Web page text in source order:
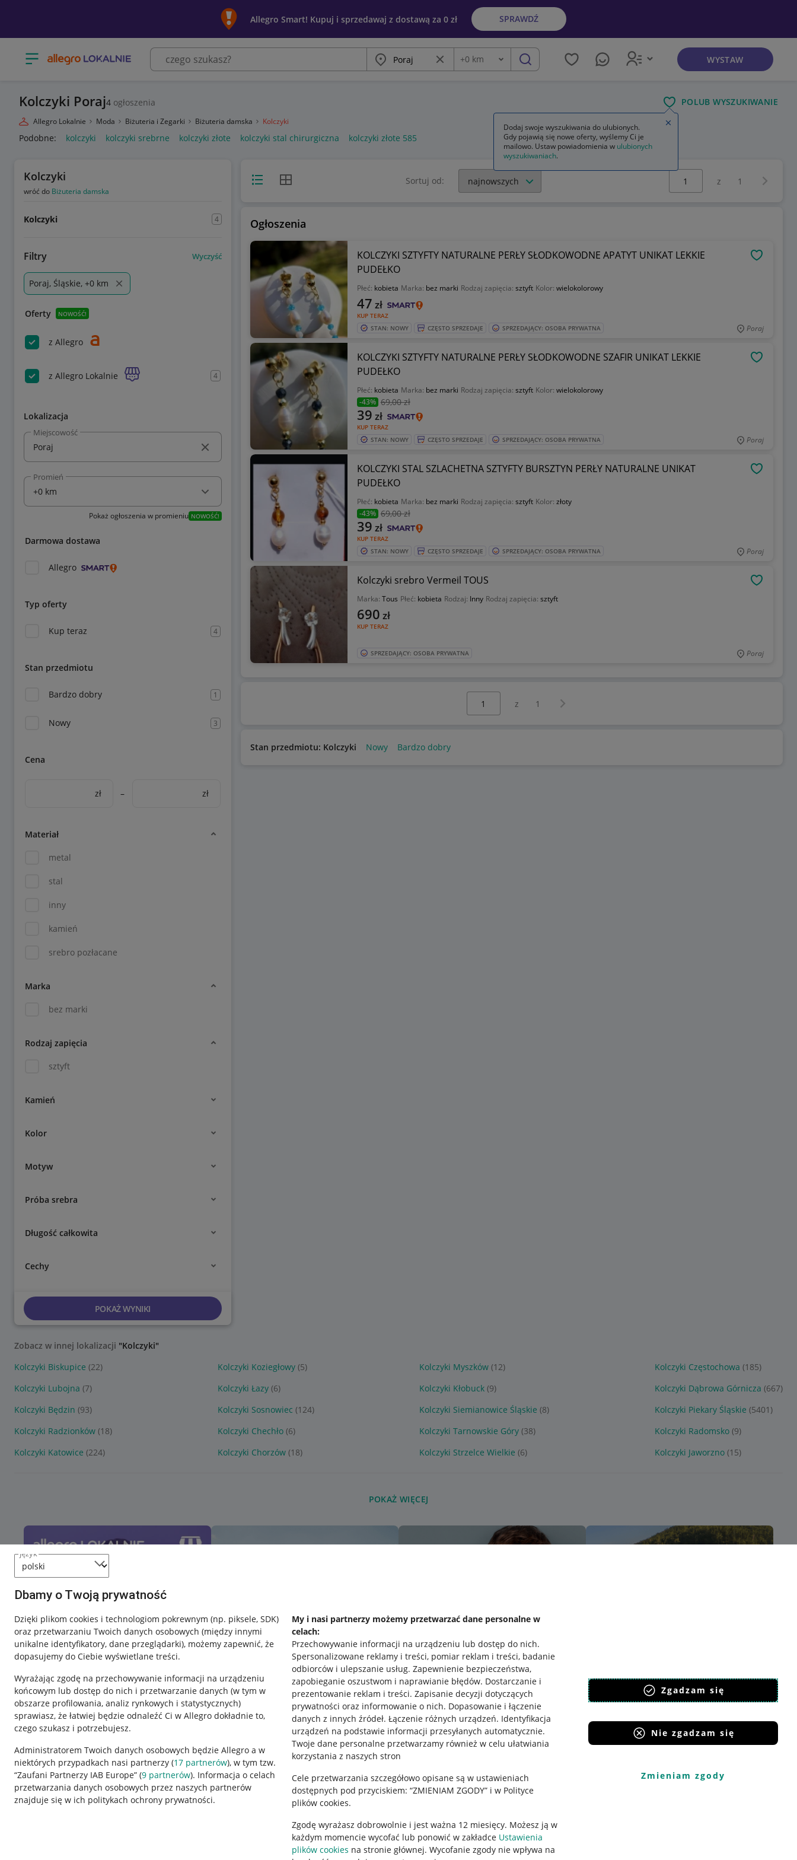
język
Dbamy o Twoją prywatność
Dzięki plikom cookies i technologiom pokrewnym (np. piksele, SDK)
oraz przetwarzaniu Twoich danych osobowych (między innymi
unikalne identyfikatory, dane przeglądarki), możemy zapewnić, że
dopasujemy do Ciebie wyświetlane treści.
Wyrażając zgodę na przechowywanie informacji na urządzeniu
końcowym lub dostęp do nich i przetwarzanie danych (w tym w
obszarze profilowania, analiz rynkowych i statystycznych)
sprawiasz, że łatwiej będzie odnaleźć Ci w Allegro dokładnie to,
czego szukasz i potrzebujesz.
Administratorem Twoich danych osobowych będzie Allegro a w
niektórych przypadkach nasi partnerzy (17 partnerów), w tym tzw.
“Zaufani Partnerzy IAB Europe” (9 partnerów). Informacja o celach
przetwarzania danych osobowych przez naszych partnerów
znajduje się w ich politykach ochrony prywatności.
My i nasi partnerzy możemy przetwarzać dane personalne w
celach:
Przechowywanie informacji na urządzeniu lub dostęp do nich.
Spersonalizowane reklamy i treści, pomiar reklam i treści, badanie
odbiorców i ulepszanie usług. Zapewnienie bezpieczeństwa,
zapobieganie oszustwom i naprawianie błędów. Dostarczanie i
prezentowanie reklam i treści. Zapisanie decyzji dotyczących
prywatności oraz informowanie o nich. Dopasowanie i łączenie
danych z innych źródeł. Łączenie różnych urządzeń. Identyfikacja
urządzeń na podstawie informacji przesyłanych automatycznie.
Twoje dane personalne przetwarzamy również w celu ułatwiania
korzystania z naszych stron
Cele przetwarzania szczegółowo opisane są w ustawieniach
dostępnych pod przyciskiem: “ZMIENIAM ZGODY” i w Polityce
plików cookies.
Zgodę wyrażasz dobrowolnie i jest ważna 12 miesięcy. Możesz ją w
każdym momencie wycofać lub ponowić w zakładce Ustawienia
plików cookies na stronie głównej. Wycofanie zgody nie wpływa na
Zgadzam się
Nie zgadzam się
Zmieniam zgody
Allegro Smart! Kupuj i sprzedawaj z dostawą za 0 zł SPRAWDŹ
Otwórz menu z kategoriami Miasto Wyczyść frazę
Odległość
+0 km szukaj WYSTAW
Kolczyki Poraj4 ogłoszenia POLUB WYSZUKIWANIE
Allegro Lokalnie Moda Biżuteria i Zegarki Biżuteria damska Kolczyki
Podobne: kolczyki kolczyki srebrne kolczyki złote kolczyki stal chirurgiczna kolczyki złote 585
Kolczyki
wróć do Biżuteria damska
Kolczyki 4
Filtry Wyczyść
Poraj, Śląskie, +0 km
Oferty NOWOŚĆ!
z Allegro
z Allegro Lokalnie 4
Lokalizacja
Miejscowość
Promień
Pokaż ogłoszenia w promieniu NOWOŚĆ!
Darmowa dostawa
Allegro
Typ oferty
Kup teraz 4
Stan przedmiotu
Bardzo dobry 1
Nowy 3
Cena
zł – zł
Materiał
metal
stal
inny
kamień
srebro pozłacane
Marka
bez marki
Rodzaj zapięcia
sztyft
Kamień
Kolor
Motyw
Próba srebra
Długość całkowita
Cechy
POKAŻ WYNIKI
Widok listyWidok siatki Sortuj od:
Wybierz stronę:
z 1
Ogłoszenia
KOLCZYKI SZTYFTY NATURALNE PERŁY SŁODKOWODNE APATYT UNIKAT LEKKIE
PUDEŁKO
Płeć: kobieta Marka: bez marki Rodzaj zapięcia: sztyft Kolor: wielokolorowy
KUP TERAZ
47 zł
STAN: NOWY CZĘSTO SPRZEDAJE SPRZEDAJĄCY: OSOBA PRYWATNA Poraj
KOLCZYKI SZTYFTY NATURALNE PERŁY SŁODKOWODNE SZAFIR UNIKAT LEKKIE
PUDEŁKO
Płeć: kobieta Marka: bez marki Rodzaj zapięcia: sztyft Kolor: wielokolorowy
-43% 69,00 zł
KUP TERAZ
39 zł
STAN: NOWY CZĘSTO SPRZEDAJE SPRZEDAJĄCY: OSOBA PRYWATNA Poraj
KOLCZYKI STAL SZLACHETNA SZTYFTY BURSZTYN PERŁY NATURALNE UNIKAT
PUDEŁKO
Płeć: kobieta Marka: bez marki Rodzaj zapięcia: sztyft Kolor: złoty
-43% 69,00 zł
KUP TERAZ
39 zł
STAN: NOWY CZĘSTO SPRZEDAJE SPRZEDAJĄCY: OSOBA PRYWATNA Poraj
Kolczyki srebro Vermeil TOUS
Marka: Tous Płeć: kobieta Rodzaj: Inny Rodzaj zapięcia: sztyft
KUP TERAZ
690 zł
SPRZEDAJĄCY: OSOBA PRYWATNA Poraj
z 1 Następna strona
Stan przedmiotu: Kolczyki Nowy Bardzo dobry
Zobacz w innej lokalizacji "Kolczyki"
Kolczyki Biskupice (22) Kolczyki Koziegłowy (5) Kolczyki Myszków (12) Kolczyki Częstochowa (185)
Kolczyki Lubojna (7) Kolczyki Łazy (6) Kolczyki Kłobuck (9) Kolczyki Dąbrowa Górnicza (667)
Kolczyki Będzin (93) Kolczyki Sosnowiec (124) Kolczyki Siemianowice Śląskie (8) Kolczyki Piekary Śląskie (5401)
Kolczyki Radzionków (18) Kolczyki Chechło (6) Kolczyki Tarnowskie Góry (38) Kolczyki Radomsko (9)
Kolczyki Katowice (224) Kolczyki Chorzów (18) Kolczyki Strzelce Wielkie (6) Kolczyki Jaworzno (15)
POKAŻ WIĘCEJ
Przydatne informacje
Jak to działa
Napisz do nas
Allegro Gadane dla sprzedających
Regulamin
Polityka plików "cookies"
Ustawienia plików "cookies"
Udostępnianie lokalizacji
Informacje dla Aktu o Usługach Cyfrowych
Pobierz aplikację
Dodaj swoje wyszukiwania do ulubionych.
Gdy pojawią się nowe oferty, wyślemy Ci je
mailowo. Ustaw powiadomienia w ulubionych
wyszukiwaniach.
Zamknij wskazówkę